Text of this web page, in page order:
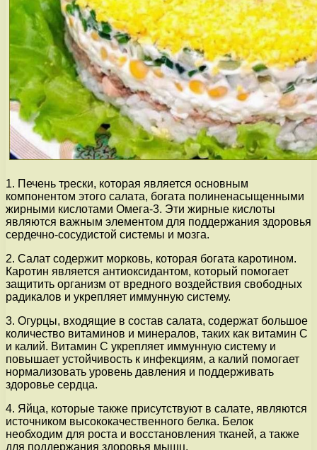
1. Печень трески, которая является основным
компонентом этого салата, богата полиненасыщенными
жирными кислотами Омега-3. Эти жирные кислоты
являются важным элементом для поддержания здоровья
сердечно-сосудистой системы и мозга.
2. Салат содержит морковь, которая богата каротином.
Каротин является антиоксидантом, который помогает
защитить организм от вредного воздействия свободных
радикалов и укрепляет иммунную систему.
3. Огурцы, входящие в состав салата, содержат большое
количество витаминов и минералов, таких как витамин С
и калий. Витамин С укрепляет иммунную систему и
повышает устойчивость к инфекциям, а калий помогает
нормализовать уровень давления и поддерживать
здоровье сердца.
4. Яйца, которые также присутствуют в салате, являются
источником высококачественного белка. Белок
необходим для роста и восстановления тканей, а также
для поддержания здоровья мышц.